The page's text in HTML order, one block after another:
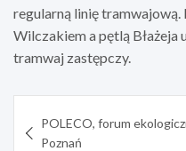
regularną linię
Wilczakiem a pętlą Błażeja
tramwaj zastępczy.
wpisu
POLECO, forum
Poznań